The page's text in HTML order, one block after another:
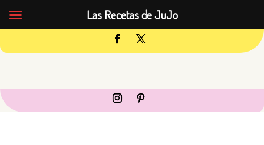
Las Recetas de JuJo